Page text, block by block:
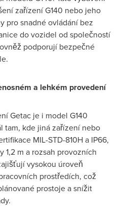
zařízení G140 nebo jeho
pro snadné ovládání bez
do vozidel od společností
podporují bezpečné
a lehkém provedení
Getac je i model G140
tam, kde jiná zařízení nebo
MIL-STD-810H a IP66,
m a rozsah provozních
vysokou úroveň
prostředích, což
prostoje a snížit